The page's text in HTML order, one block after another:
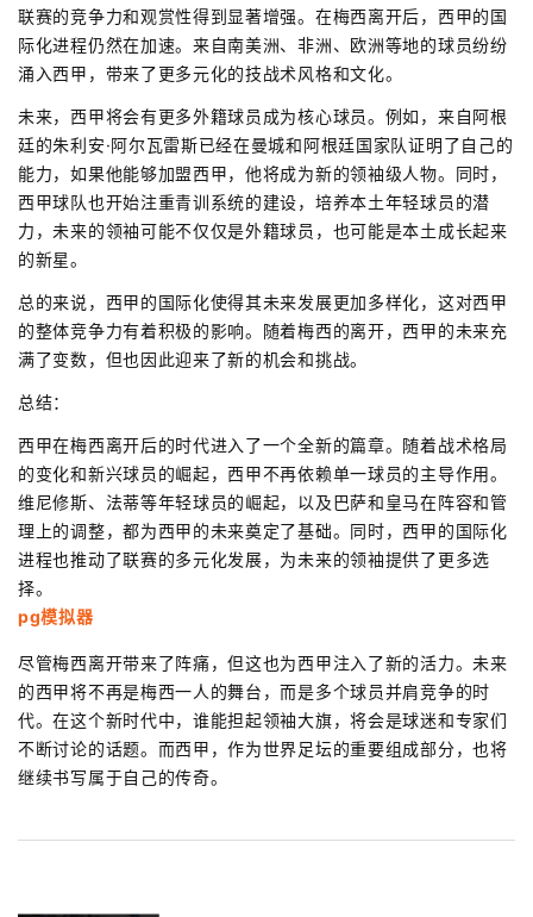
联赛的竞争力和观赏性得到显著增强。在梅西离开后，西甲的国
际化进程仍然在加速。来自南美洲、非洲、欧洲等地的球员纷纷
涌入西甲，带来了更多元化的技战术风格和文化。
未来，西甲将会有更多外籍球员成为核心球员。例如，来自阿根
廷的朱利安·阿尔瓦雷斯已经在曼城和阿根廷国家队证明了自己的
能力，如果他能够加盟西甲，他将成为新的领袖级人物。同时，
西甲球队也开始注重青训系统的建设，培养本土年轻球员的潜
力，未来的领袖可能不仅仅是外籍球员，也可能是本土成长起来
的新星。
总的来说，西甲的国际化使得其未来发展更加多样化，这对西甲
的整体竞争力有着积极的影响。随着梅西的离开，西甲的未来充
满了变数，但也因此迎来了新的机会和挑战。
总结：
西甲在梅西离开后的时代进入了一个全新的篇章。随着战术格局
的变化和新兴球员的崛起，西甲不再依赖单一球员的主导作用。
维尼修斯、法蒂等年轻球员的崛起，以及巴萨和皇马在阵容和管
理上的调整，都为西甲的未来奠定了基础。同时，西甲的国际化
进程也推动了联赛的多元化发展，为未来的领袖提供了更多选
择。
pg模拟器
尽管梅西离开带来了阵痛，但这也为西甲注入了新的活力。未来
的西甲将不再是梅西一人的舞台，而是多个球员并肩竞争的时
代。在这个新时代中，谁能担起领袖大旗，将会是球迷和专家们
不断讨论的话题。而西甲，作为世界足坛的重要组成部分，也将
继续书写属于自己的传奇。